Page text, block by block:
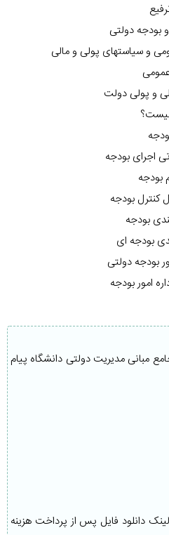
دولتی
و سیاستهای پولی و مالی
و پولی دولت
اجرای بودجه
بودجه
کنترل بودجه
بودجه
بودجه ای
بودجه دولتی
امور بودجه
مبانی مدیریت دولتی دانشگاه پیام
دانلود فایل پس از پرداخت هزینه